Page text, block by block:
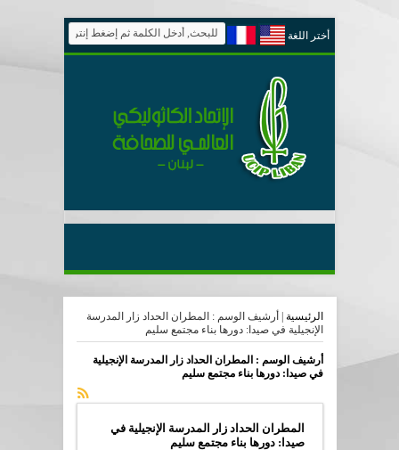
أختر اللغة
الرئيسية
أرشيف الوسم : المطران الحداد زار المدرسة
الإنجيلية في صيدا: دورها بناء مجتمع سليم
أرشيف الوسم : المطران الحداد زار المدرسة الإنجيلية
في صيدا: دورها بناء مجتمع سليم
المطران الحداد زار المدرسة الإنجيلية في
صيدا: دورها بناء مجتمع سليم